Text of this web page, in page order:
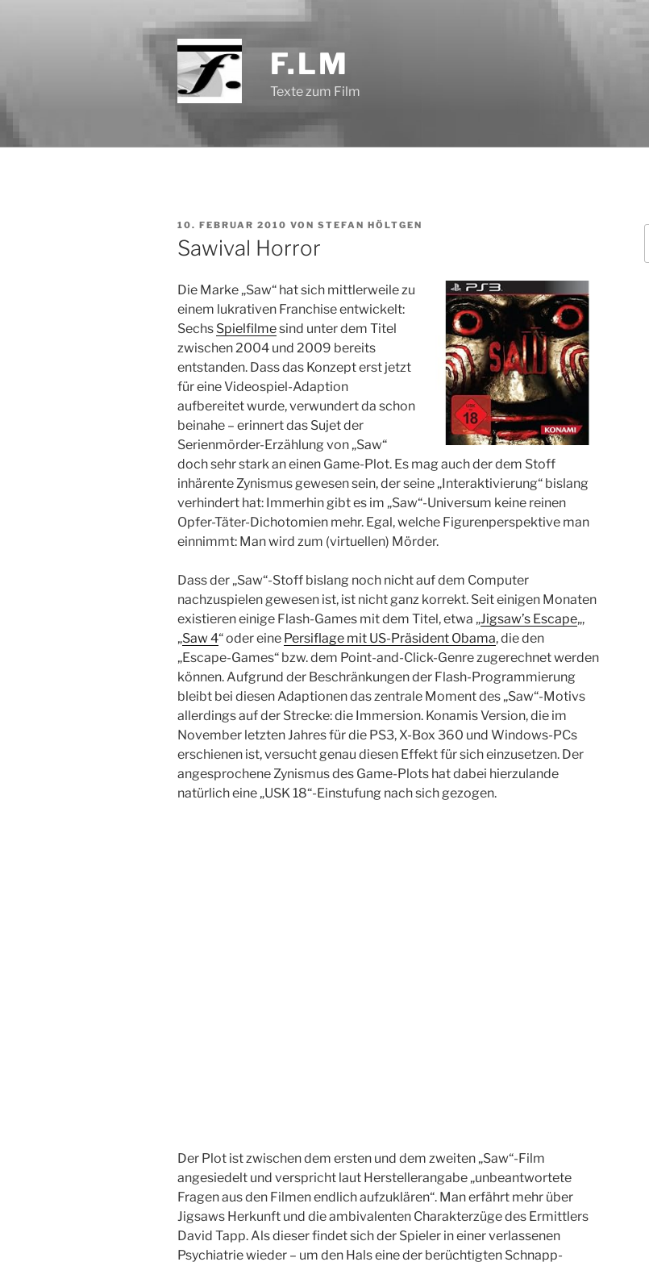
F.LM
Texte zum Film
VERÖFFENTLICHT
AM
10. FEBRUAR 2010 VON STEFAN HÖLTGEN
Sawival Horror
Die Marke „Saw“ hat sich mittlerweile zu
einem lukrativen Franchise entwickelt:
Sechs Spielfilmesind unter dem Titel
zwischen 2004 und 2009 bereits
entstanden. Dass das Konzept erst jetzt
für eine Videospiel-Adaption
aufbereitet wurde, verwundert da schon
beinahe – erinnert das Sujet der
Serienmörder-Erzählung von „Saw“
doch sehr stark an einen Game-Plot. Es mag auch der dem Stoff
inhärente Zynismus gewesen sein, der seine „Interaktivierung“ bislang
verhindert hat: Immerhin gibt es im „Saw“-Universum keine reinen
Opfer-Täter-Dichotomien mehr. Egal, welche Figurenperspektive man
einnimmt: Man wird zum (virtuellen) Mörder.
Dass der „Saw“-Stoff bislang noch nicht auf dem Computer
nachzuspielen gewesen ist, ist nicht ganz korrekt. Seit einigen Monaten
existieren einige Flash-Games mit dem Titel, etwa „Jigsaw’s Escape„,
„Saw 4“ oder eine Persiflage mit US-Präsident Obama, die den
„Escape-Games“ bzw. dem Point-and-Click-Genre zugerechnet werden
können. Aufgrund der Beschränkungen der Flash-Programmierung
bleibt bei diesen Adaptionen das zentrale Moment des „Saw“-Motivs
allerdings auf der Strecke: die Immersion. Konamis Version, die im
November letzten Jahres für die PS3, X-Box 360 und Windows-PCs
erschienen ist, versucht genau diesen Effekt für sich einzusetzen. Der
angesprochene Zynismus des Game-Plots hat dabei hierzulande
natürlich eine „USK 18“-Einstufung nach sich gezogen.
Der Plot ist zwischen dem ersten und dem zweiten „Saw“-Film
angesiedelt und verspricht laut Herstellerangabe „unbeantwortete
Fragen aus den Filmen endlich aufzuklären“. Man erfährt mehr über
Jigsaws Herkunft und die ambivalenten Charakterzüge des Ermittlers
David Tapp. Als dieser findet sich der Spieler in einer verlassenen
Psychiatrie wieder – um den Hals eine der berüchtigten Schnapp-